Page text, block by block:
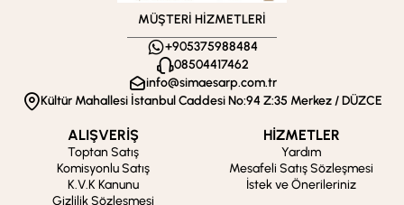
MÜŞTERİ HİZMETLERİ
+905375988484
08504417462
info@simaesarp.com.tr
Kültür Mahallesi İstanbul Caddesi No:94 Z:35 Merkez / DÜZCE
ALIŞVERİŞ
Toptan Satış
Komisyonlu Satış
K.V.K Kanunu
Gizlilik Sözleşmesi
HİZMETLER
Yardım
Mesafeli Satış Sözleşmesi
İstek ve Önerileriniz